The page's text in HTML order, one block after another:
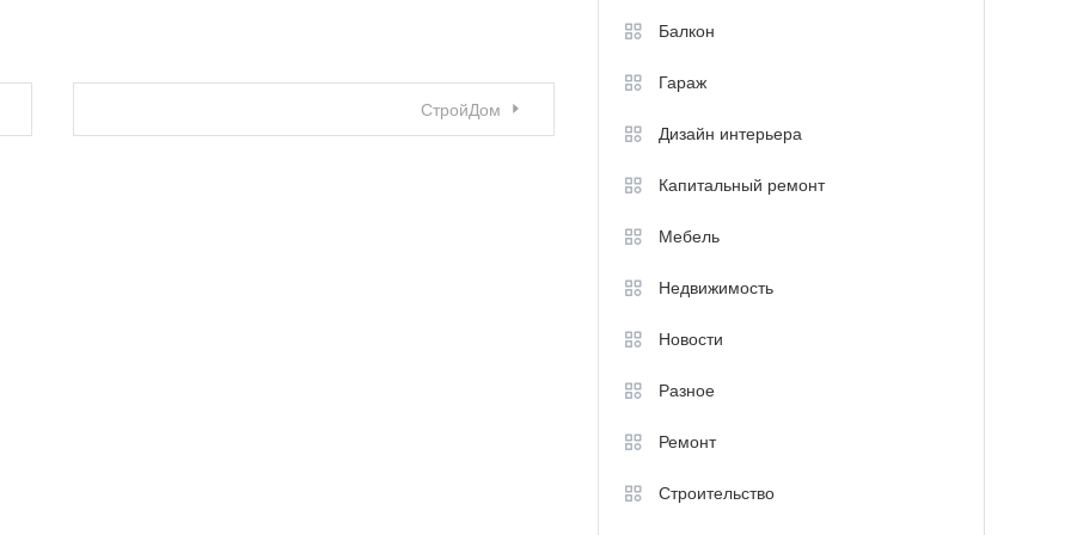
СтройДом
Балкон
Гараж
Дизайн интерьера
Капитальный ремонт
Мебель
Недвижимость
Новости
Разное
Ремонт
Строительство